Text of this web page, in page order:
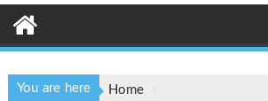
You are here
Home